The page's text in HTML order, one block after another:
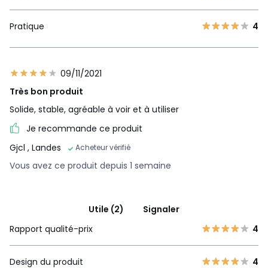
Pratique 4
09/11/2021
Très bon produit
Solide, stable, agréable à voir et à utiliser
Je recommande ce produit
Gjcl , Landes Acheteur vérifié
Vous avez ce produit depuis 1 semaine
Utile (2)
Signaler
Rapport qualité-prix
4
Design du produit 4